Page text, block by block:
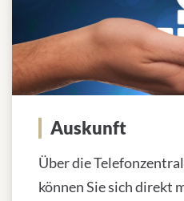
Auskunft
Über die
können Sie sich direkt